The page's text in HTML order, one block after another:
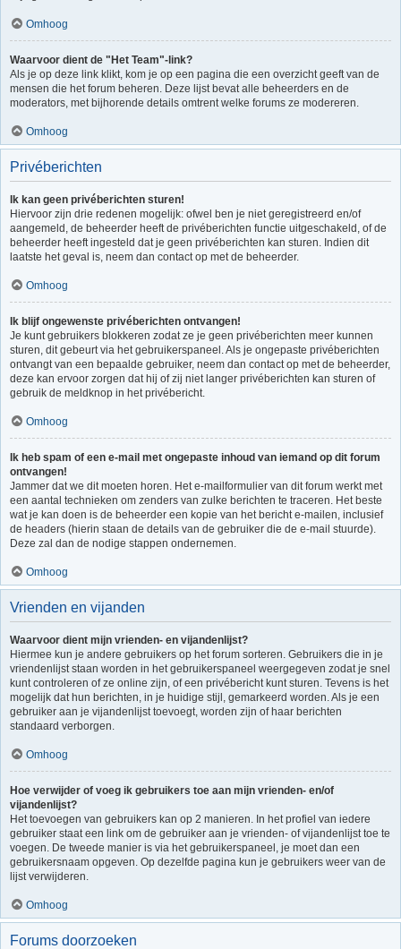
Omhoog
Waarvoor dient de "Het Team"-link?
Als je op deze link klikt, kom je op een pagina die een overzicht geeft van de
mensen die het forum beheren. Deze lijst bevat alle beheerders en de
moderators, met bijhorende details omtrent welke forums ze modereren.
Omhoog
Privéberichten
Ik kan geen privéberichten sturen!
Hiervoor zijn drie redenen mogelijk: ofwel ben je niet geregistreerd en/of
aangemeld, de beheerder heeft de privéberichten functie uitgeschakeld, of de
beheerder heeft ingesteld dat je geen privéberichten kan sturen. Indien dit
laatste het geval is, neem dan contact op met de beheerder.
Omhoog
Ik blijf ongewenste privéberichten ontvangen!
Je kunt gebruikers blokkeren zodat ze je geen privéberichten meer kunnen
sturen, dit gebeurt via het gebruikerspaneel. Als je ongepaste privéberichten
ontvangt van een bepaalde gebruiker, neem dan contact op met de beheerder,
deze kan ervoor zorgen dat hij of zij niet langer privéberichten kan sturen of
gebruik de meldknop in het privébericht.
Omhoog
Ik heb spam of een e-mail met ongepaste inhoud van iemand op dit forum
ontvangen!
Jammer dat we dit moeten horen. Het e-mailformulier van dit forum werkt met
een aantal technieken om zenders van zulke berichten te traceren. Het beste
wat je kan doen is de beheerder een kopie van het bericht e-mailen, inclusief
de headers (hierin staan de details van de gebruiker die de e-mail stuurde).
Deze zal dan de nodige stappen ondernemen.
Omhoog
Vrienden en vijanden
Waarvoor dient mijn vrienden- en vijandenlijst?
Hiermee kun je andere gebruikers op het forum sorteren. Gebruikers die in je
vriendenlijst staan worden in het gebruikerspaneel weergegeven zodat je snel
kunt controleren of ze online zijn, of een privébericht kunt sturen. Tevens is het
mogelijk dat hun berichten, in je huidige stijl, gemarkeerd worden. Als je een
gebruiker aan je vijandenlijst toevoegt, worden zijn of haar berichten
standaard verborgen.
Omhoog
Hoe verwijder of voeg ik gebruikers toe aan mijn vrienden- en/of
vijandenlijst?
Het toevoegen van gebruikers kan op 2 manieren. In het profiel van iedere
gebruiker staat een link om de gebruiker aan je vrienden- of vijandenlijst toe te
voegen. De tweede manier is via het gebruikerspaneel, je moet dan een
gebruikersnaam opgeven. Op dezelfde pagina kun je gebruikers weer van de
lijst verwijderen.
Omhoog
Forums doorzoeken